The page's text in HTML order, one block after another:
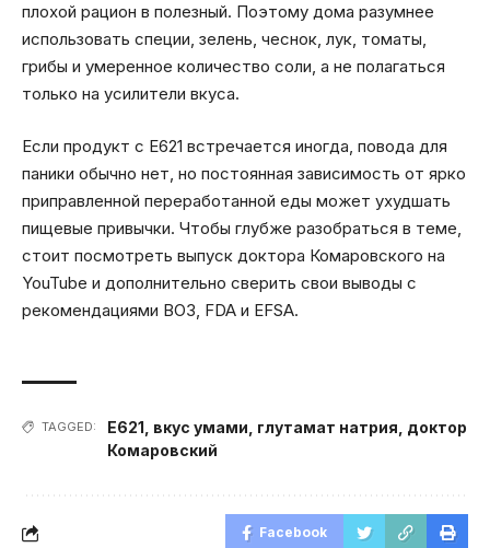
плохой рацион в полезный. Поэтому дома разумнее
использовать специи, зелень, чеснок, лук, томаты,
грибы и умеренное количество соли, а не полагаться
только на усилители вкуса.
Если продукт с E621 встречается иногда, повода для
паники обычно нет, но постоянная зависимость от ярко
приправленной переработанной еды может ухудшать
пищевые привычки. Чтобы глубже разобраться в теме,
стоит посмотреть выпуск доктора Комаровского на
YouTube и дополнительно сверить свои выводы с
рекомендациями ВОЗ, FDA и EFSA.
TAGGED: E621 вкус умами глутамат натрия доктор
Комаровский
Facebook